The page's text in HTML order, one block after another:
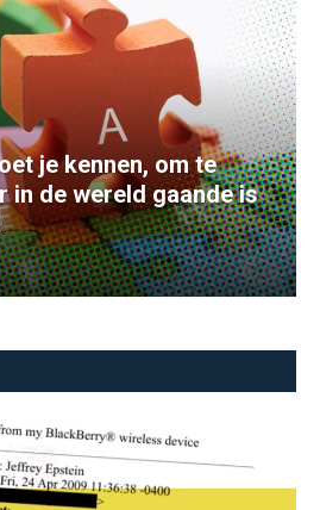
je kennen, om te
in de wereld gaande is